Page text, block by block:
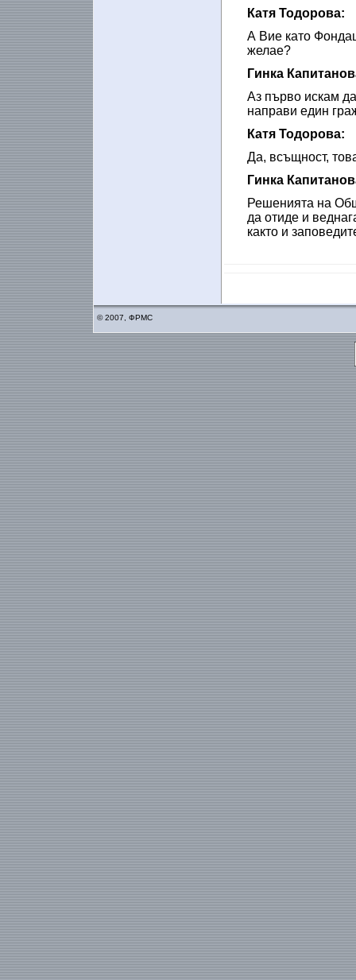
Катя Тодорова:
А Вие като
желае?
Гинка
Аз първо искам
направи един
Катя Тодорова:
Да, всъщност,
Гинка
Решенията на
да отиде и
както и
© 2007, ФРМС